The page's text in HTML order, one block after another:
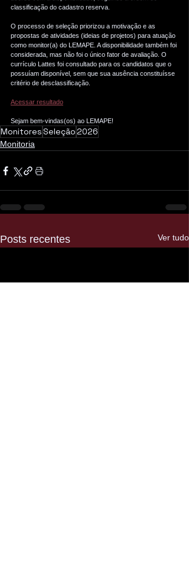
classificação do cadastro reserva.
O processo de seleção priorizou a motivação e as
propostas de atividades (ideias de projetos) para atuação
como monitor(a) do LEMAPE. A disponibilidade também foi
considerada, mas não foi o único fator de avaliação. O
currículo Lattes foi consultado para os candidatos que o
possuíam disponível, sem que sua ausência constituísse
critério de desclassificação.
Acessar resultado
Sejam bem-vindas(os) ao LEMAPE!
MonitoresSeleção2026
Monitoria
Posts recentes Ver tudo